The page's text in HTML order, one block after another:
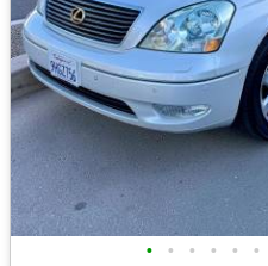
• • • • • •